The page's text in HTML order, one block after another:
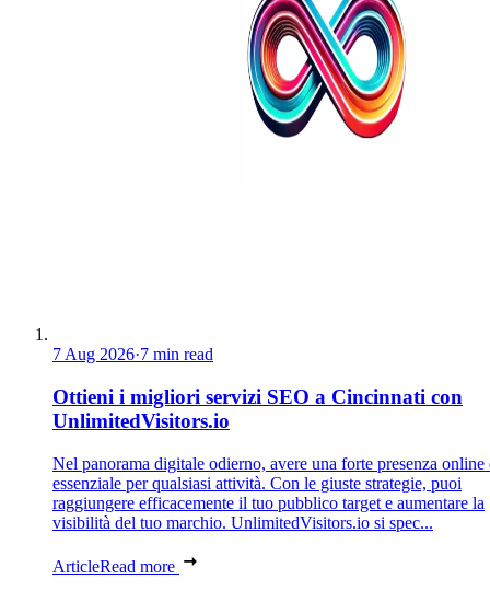
7 Aug 2026·7 min read
Ottieni i migliori servizi SEO a Cincinnati con
UnlimitedVisitors.io
Nel panorama digitale odierno, avere una forte presenza online
essenziale per qualsiasi attività. Con le giuste strategie, puoi
raggiungere efficacemente il tuo pubblico target e aumentare la
visibilità del tuo marchio. UnlimitedVisitors.io si spec...
ArticleRead more